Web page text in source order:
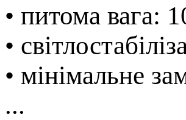
• питома вага:
•
• мінімальне
...